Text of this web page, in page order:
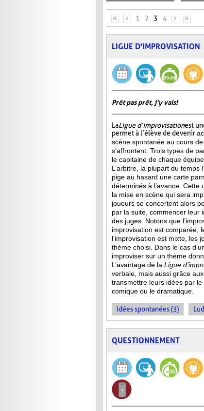
PAGES
« ‹ 1 2 3 4 › »
LIGUE D'IMPROVISATION
Prêt pas prêt, j’y vais!
LaLigue d’improvisationest
permet à l’élève de devenir
scène spontanée au cours
s’affrontent. Trois types de
le capitaine de chaque
L’arbitre, la plupart du temps
pige au hasard une carte
déterminés à l’avance.
la mise en scène qui sera
joueurs se concertent alors
par la suite, commencer leur
des juges. Notons que
improvisation est comparée,
l’improvisation est mixte, les
thème choisi. Dans le cas
improviser sur un thème
L’avantage de la Ligue
verbale, mais aussi grâce
transmettre leurs idées par
comique ou le dramatique.
Idées spontanées (3)
QUESTIONNEMENT